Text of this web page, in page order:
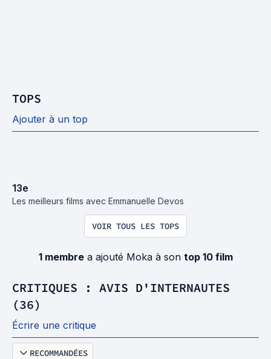
TOPS
Ajouter à un top
13e
Les meilleurs films avec Emmanuelle Devos
VOIR TOUS LES TOPS
1 membrea ajouté Moka à son top 10 film
CRITIQUES : AVIS D'INTERNAUTES
(36)
Écrire une critique
RECOMMANDÉES